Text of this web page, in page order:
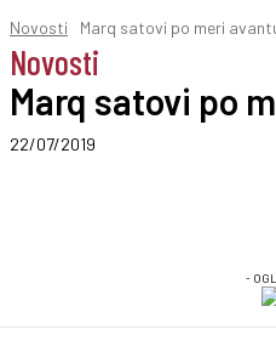
Novosti Marq satovi po meri
Novosti
Marq satovi po
22/07/2019
-